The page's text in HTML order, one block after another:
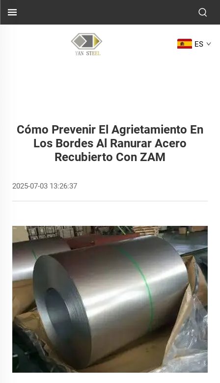
ES
Cómo Prevenir El Agrietamiento En
Los Bordes Al Ranurar Acero
Recubierto Con ZAM
2025-07-03 13:26:37